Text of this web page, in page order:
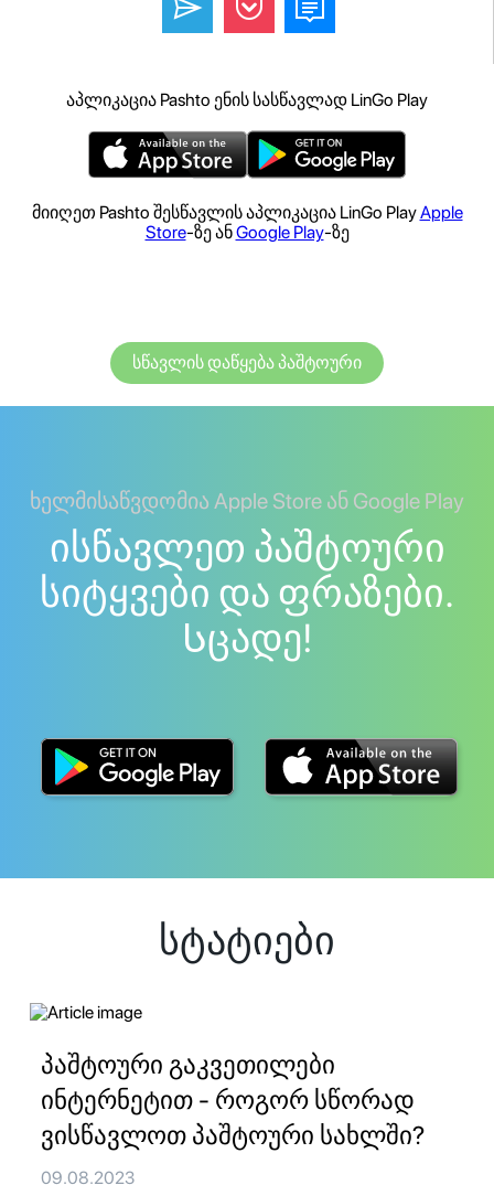
აპლიკაცია Pashto ენის სასწავლად LinGo Play
მიიღეთ Pashto შესწავლის აპლიკაცია LinGo PlayApple
Store-ზე ანGoogle Play-ზე
სწავლის დაწყება პაშტოური
ხელმისაწვდომია Apple Store ან Google Play
ისწავლეთ პაშტოური
სიტყვები და ფრაზები.
Სცადე!
სტატიები
პაშტოური გაკვეთილები
ინტერნეტით - როგორ სწორად
ვისწავლოთ პაშტოური სახლში?
09.08.2023